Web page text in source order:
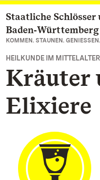
Zum Hauptinhalt
Staatliche Schlösser
Baden‑Württemberg
KOMMEN. STAUNEN. GENIESSEN.
HEILKUNDE IM
Kräuter
Elixiere